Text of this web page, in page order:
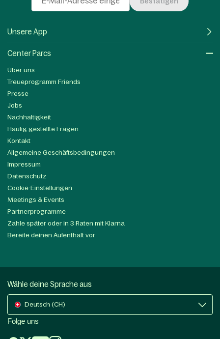
Unsere App
Center Parcs
Über uns
Treueprogramm Friends
Presse
Jobs
Nachhaltigkeit
Häufig gestellte Fragen
Kontakt
Allgemeine Geschäftsbedingungen
Impressum
Datenschutz
Cookie-Einstellungen
Meetings & Events
Partnerprogramme
Zahle später oder in 3 Raten mit Klarna
Bereite deinen Aufenthalt vor
Wähle deine Sprache aus
Deutsch (CH)
Folge uns